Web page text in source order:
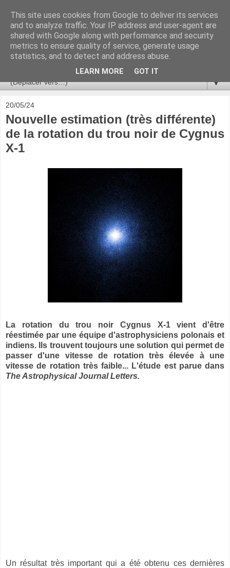
Ça se passe là haut
Astronomie, Astrophysique, Astroparticules, Cosmologie.
L'infini se contemple, indéfiniment. ISSN 2272-5768
▼
20/05/24
Nouvelle estimation (très différente)
de la rotation du trou noir de Cygnus
X-1
La rotation du trou noir Cygnus X-1 vient d'être
réestimée par une équipe d'astrophysiciens polonais et
indiens. Ils trouvent toujours une solution qui permet de
passer d'une vitesse de rotation très élevée à une
vitesse de rotation très faible... L'étude est parue dans
The Astrophysical Journal Letters.
Un résultat très important qui a été obtenu ces dernières
This site uses cookies from Google to deliver its services
and to analyze traffic. Your IP address and user-agent are
shared with Google along with performance and security
metrics to ensure quality of service, generate usage
statistics, and to detect and address abuse.
LEARN MORE GOT IT